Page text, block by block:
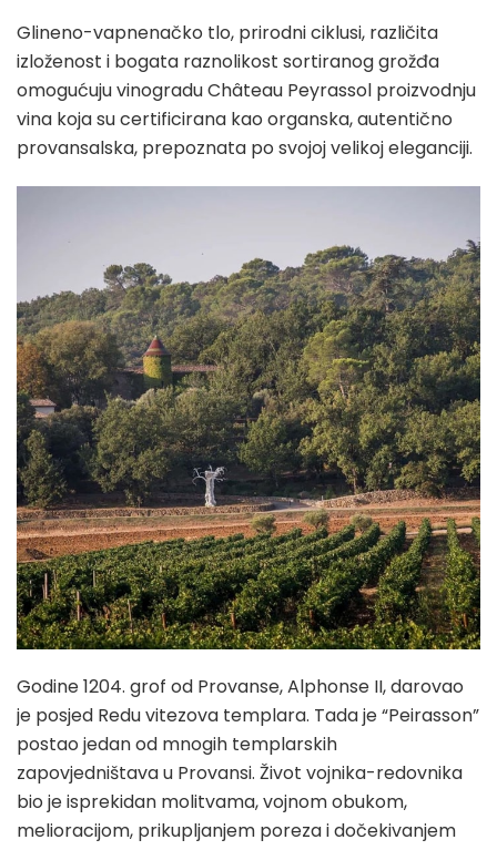
Glineno-vapnenačko tlo, prirodni ciklusi, različita
izloženost i bogata raznolikost sortiranog grožđa
omogućuju vinogradu Château Peyrassol proizvodnju
vina koja su certificirana kao organska, autentično
provansalska, prepoznata po svojoj velikoj eleganciji.
Godine 1204. grof od Provanse, Alphonse II, darovao
je posjed Redu vitezova templara. Tada je “Peirasson”
postao jedan od mnogih templarskih
zapovjedništava u Provansi. Život vojnika-redovnika
bio je isprekidan molitvama, vojnom obukom,
melioracijom, prikupljanjem poreza i dočekivanjem